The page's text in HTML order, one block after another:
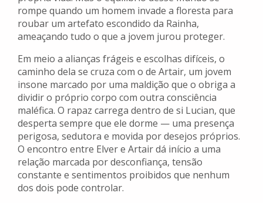
rompe quando um homem invade a floresta para
roubar um artefato escondido da Rainha,
ameaçando tudo o que a jovem jurou proteger.
Em meio a alianças frágeis e escolhas difíceis, o
caminho dela se cruza com o de Artair, um jovem
insone marcado por uma maldição que o obriga a
dividir o próprio corpo com outra consciência
maléfica. O rapaz carrega dentro de si Lucian, que
desperta sempre que ele dorme — uma presença
perigosa, sedutora e movida por desejos próprios.
O encontro entre Elver e Artair dá início a uma
relação marcada por desconfiança, tensão
constante e sentimentos proibidos que nenhum
dos dois pode controlar.